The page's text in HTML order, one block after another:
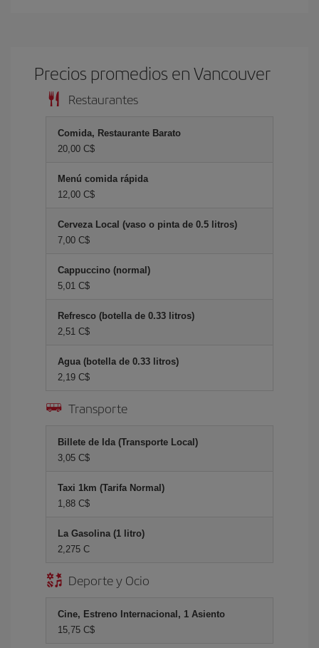
Precios promedios en Vancouver
Restaurantes
Comida, Restaurante Barato
20,00 C$
Menú comida rápida
12,00 C$
Cerveza Local (vaso o pinta de 0.5 litros)
7,00 C$
Cappuccino (normal)
5,01 C$
Refresco (botella de 0.33 litros)
2,51 C$
Agua (botella de 0.33 litros)
2,19 C$
Transporte
Billete de Ida (Transporte Local)
3,05 C$
Taxi 1km (Tarifa Normal)
1,88 C$
La Gasolina (1 litro)
2,275 C
Deporte y Ocio
Cine, Estreno Internacional, 1 Asiento
15,75 C$